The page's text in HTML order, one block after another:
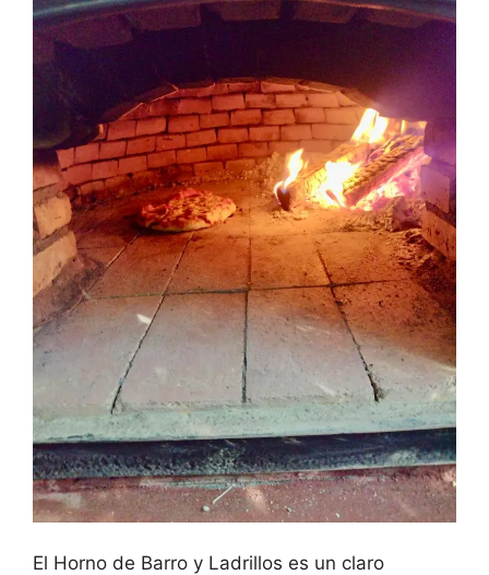
El Horno de Barro y Ladrillos es un claro